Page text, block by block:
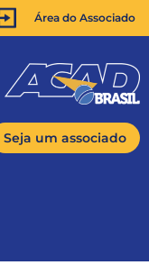
Área do Associado
Seja um associado